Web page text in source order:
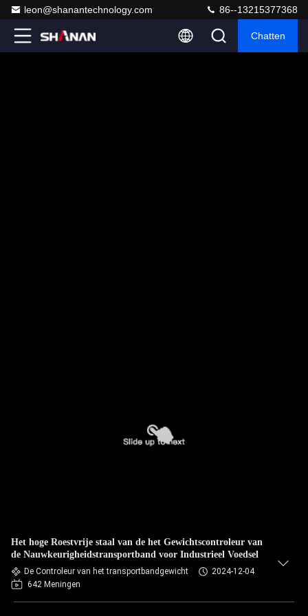
leon@shanantechnology.com 86--13215377368
Chatten
Het hoge Roestvrije staal van de het Gewichtscontroleur van
de Nauwkeurigheidstransportband voor Industrieel Voedsel
De Controleur van het transportbandgewicht
2024-12-04
642 Meningen